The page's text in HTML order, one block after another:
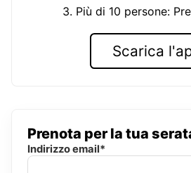
3. Più di 10 persone:
Scarica
Prenota per la tua
Indirizzo email*